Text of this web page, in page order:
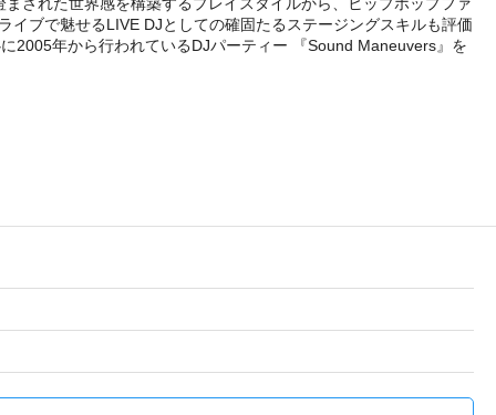
ブで魅せるLIVE DJとしての確固たるステージングスキルも評価
2005年から行われているDJパーティー 『Sound Maneuvers』を